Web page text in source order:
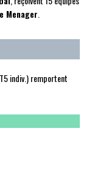
Menager
indiv.) remportent